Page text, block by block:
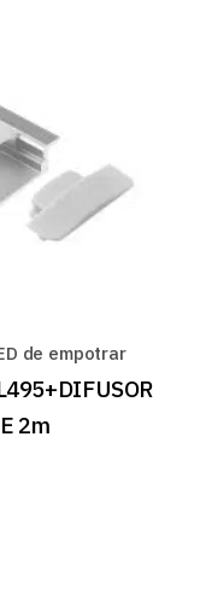
de empotrar
2m